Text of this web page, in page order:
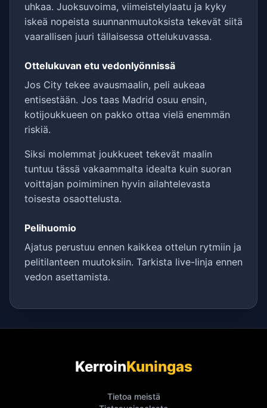
uhkaa. Juoksuvoima, viimeistelylaatu ja kyky
iskeä nopeista suunnanmuutoksista tekevät siitä
vaarallisen juuri tällaisessa ottelukuvassa.
Ottelukuvan etu vedonlyönnissä
Jos City tekee avausmaalin, peli aukeaa
entisestään. Jos taas Madrid osuu ensin,
kotijoukkueen on pakko ottaa vielä enemmän
riskiä.
Siksi molemmat joukkueet tekevät maalin
tuntuu tässä vakaammalta idealta kuin suoran
voittajan poimiminen hyvin ailahtelevasta
toisesta osaottelusta.
Pelihuomio
Ajatus perustuu ennen kaikkea ottelun rytmiin ja
pelitilanteen muutoksiin. Tarkista live-linja ennen
vedon asettamista.
KerroinKuningas
Tietoa meistä